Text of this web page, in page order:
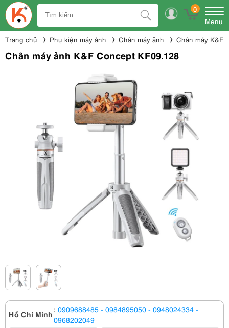
0
Menu
Trang chủ Phụ kiện máy ảnh Chân máy ảnh Chân máy K&F
Chân máy ảnh K&F Concept KF09.128
Hồ Chí Minh : 0909688485 - 0984895050 - 0948024334 -
0968202049